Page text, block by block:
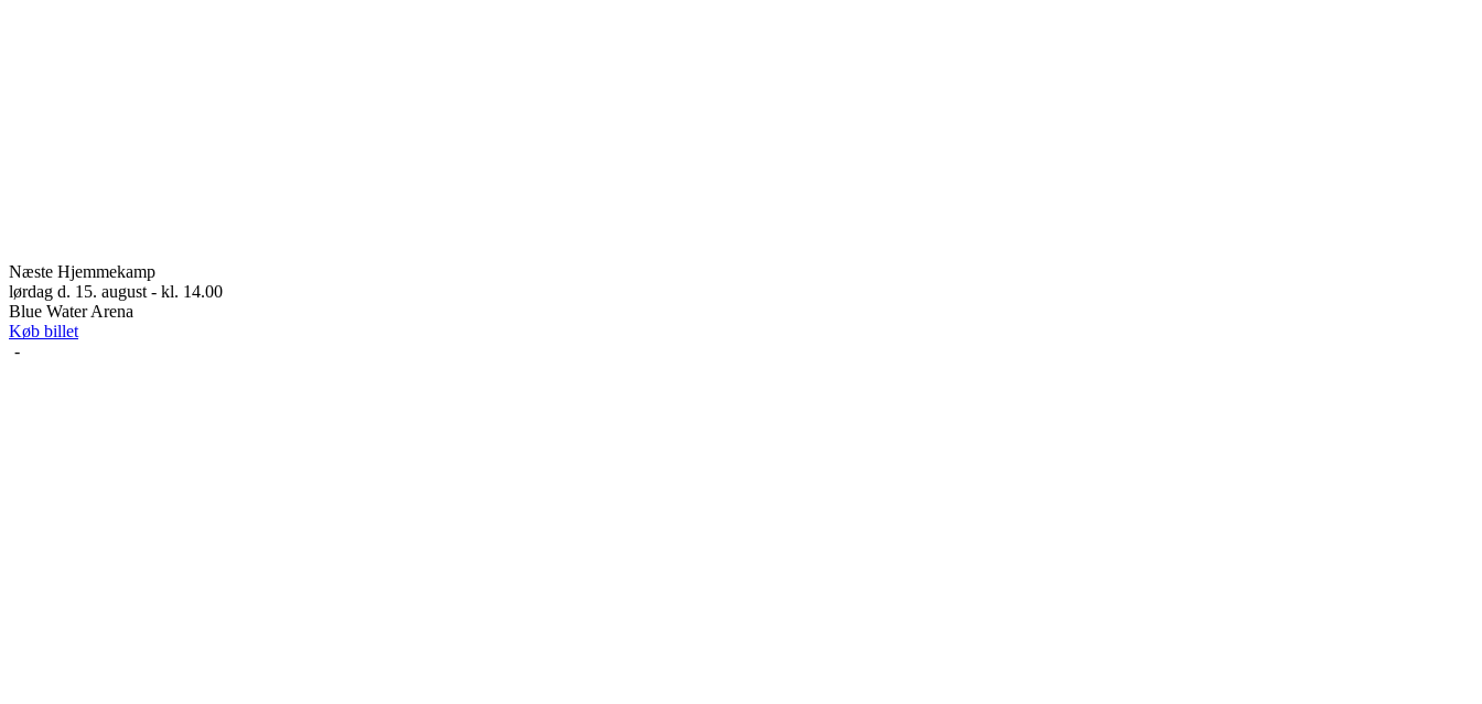
Næste Hjemmekamp
lørdag d. 15. august - kl. 14.00
Blue Water Arena
Køb billet
-